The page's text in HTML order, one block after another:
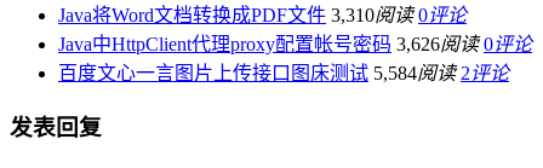
Java将Word文档转换成PDF文件 3,310阅读 0评论
Java中HttpClient代理proxy配置帐号密码 3,626阅读 0评论
百度文心一言图片上传接口图床测试 5,584阅读 2评论
发表回复